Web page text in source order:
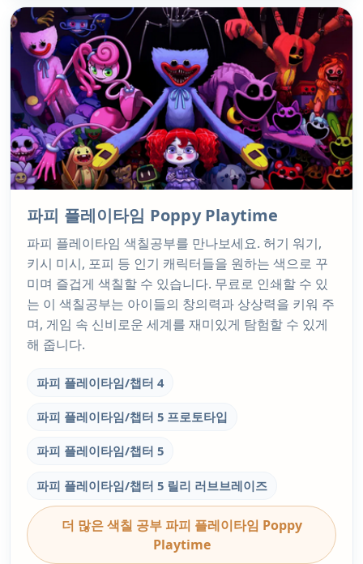
파피 플레이타임 Poppy Playtime
파피 플레이타임 색칠공부를 만나보세요. 허기 워기,
키시 미시, 포피 등 인기 캐릭터들을 원하는 색으로 꾸
미며 즐겁게 색칠할 수 있습니다. 무료로 인쇄할 수 있
는 이 색칠공부는 아이들의 창의력과 상상력을 키워 주
며, 게임 속 신비로운 세계를 재미있게 탐험할 수 있게
해 줍니다.
파피 플레이타임/챕터 4
파피 플레이타임/챕터 5 프로토타입
파피 플레이타임/챕터 5
파피 플레이타임/챕터 5 릴리 러브브레이즈
더 많은 색칠 공부 파피 플레이타임 Poppy
Playtime